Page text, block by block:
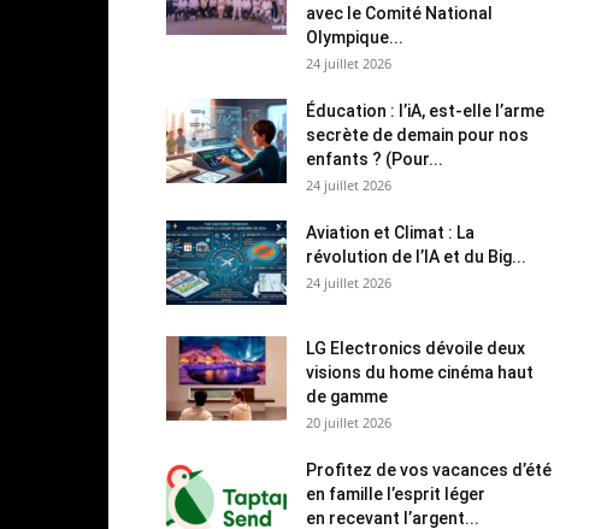
avec le Comité National
Olympique...
24 juillet 2026
Éducation : l’iA, est-elle l’arme
secrète de demain pour nos
enfants ? (Pour...
24 juillet 2026
Aviation et Climat : La
révolution de l’IA et du Big...
24 juillet 2026
LG Electronics dévoile deux
visions du home cinéma haut
de gamme
20 juillet 2026
Profitez de vos vacances d’été
en famille l’esprit léger
en recevant l’argent...